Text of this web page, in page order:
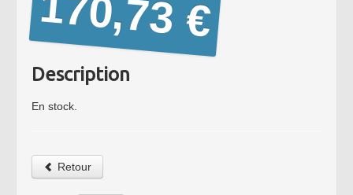
170,73 €
Description
En stock.
Retour